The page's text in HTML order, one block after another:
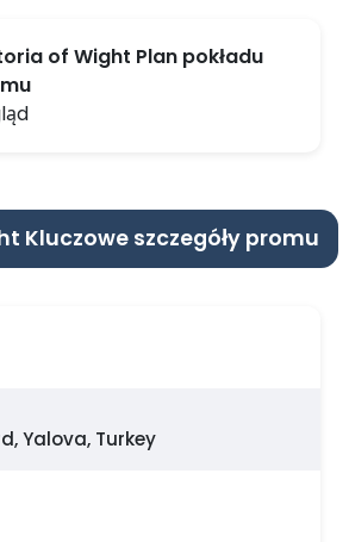
of Wight Plan pokładu
Kluczowe szczegóły promu
Yalova, Turkey